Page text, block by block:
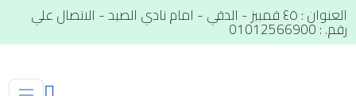
العنوان : ٤٥ قمبيز - الدقي - امام نادي الصيد - الاتصال علي
رقم. : 01012566900